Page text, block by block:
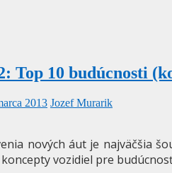
Top 10 budúcnosti
2013 Jozef Murarik
nových áut je najväčšia
vozidiel pre